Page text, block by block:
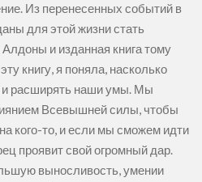
Из перенесенных событий в
для этой жизни стать
и изданная книга тому
книгу, я поняла, насколько
расширять наши умы. Мы
Всевышней силы, чтобы
кого-то, и если мы сможем идти
проявит свой огромный дар.
выносливость, умении